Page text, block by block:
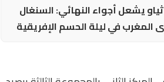
يشعل أجواء النهائي: السنغال
المغرب في ليلة الحسم الإفريقية